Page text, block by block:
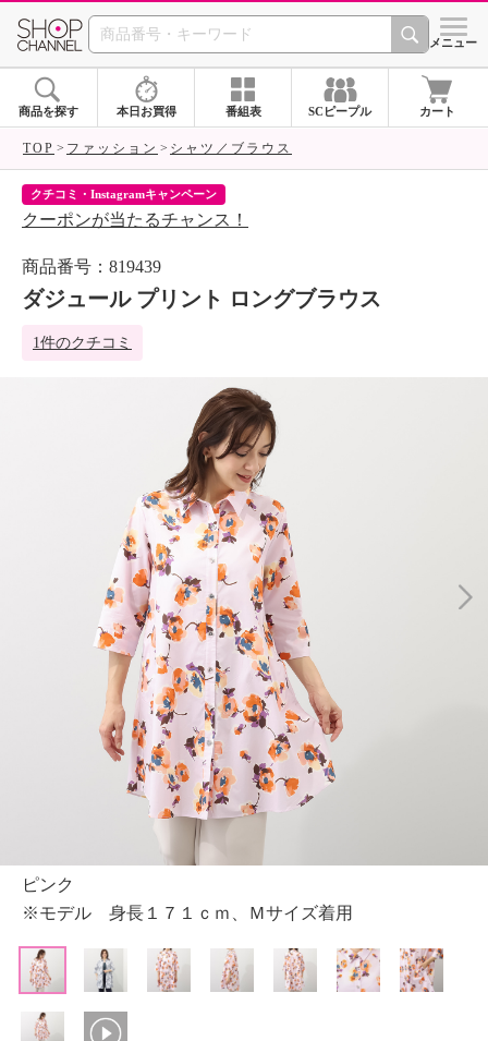
SHOP CHANNEL シメニュー
商品を探す 本日お買得 番組表 SCピープル カート
TOP ファッション シャツ／ブラウス
クチコミ・Instagramキャンペーン
クーポンが当たるチャンス！
商品番号：819439
ダジュール プリント ロングブラウス
1件のクチコミ
ピンク
※モデル 身長１７１ｃｍ、Ｍサイズ着用